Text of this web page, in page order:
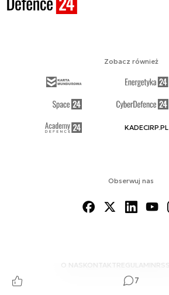
7
Obserwuj nas
O NAS KONTAKTREGULAMINRSS
Zobacz również
KADECIRP.PL